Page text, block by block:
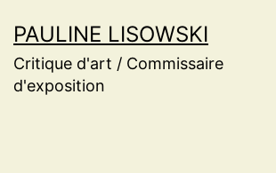
au
contenu
PAULINE LISOWSKI
Critique d'art / Commissaire
d'exposition